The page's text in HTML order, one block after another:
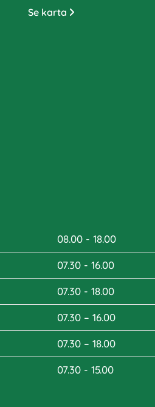
Se karta
08.00 - 18.00
07.30 - 16.00
07.30 - 18.00
07.30 – 16.00
07.30 – 18.00
07.30 - 15.00